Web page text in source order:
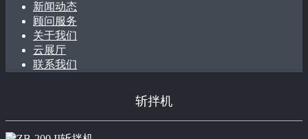
新闻动态
顾问服务
关于我们
云展厅
联系我们
斩拌机